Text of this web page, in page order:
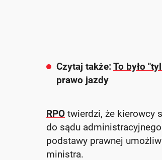
Czytaj także:To było
prawo jazdy
RPO twierdzi, że kierowcy
do sądu
podstawy prawnej
ministra.